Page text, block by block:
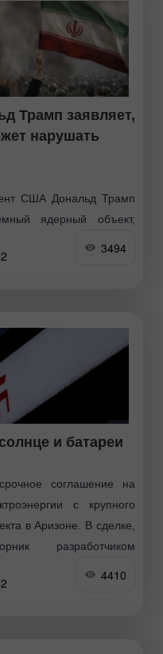
Трамп заявляет,
нарушать
США Дональд Трамп
ядерный объект,
представляет собой
что Соединенные
3494
и батареи
соглашение на
с крупного
в Аризоне. В сделке,
разработчиком
о поставках
4410